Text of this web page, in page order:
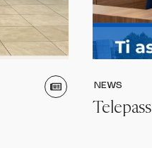
NEWS
Telepass